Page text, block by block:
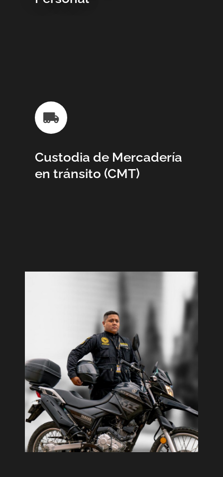
Custodia de Mercadería
en tránsito (CMT)